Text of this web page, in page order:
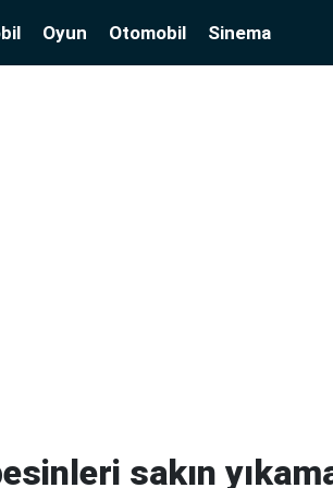
Oyun Otomobil Sinema
sakın